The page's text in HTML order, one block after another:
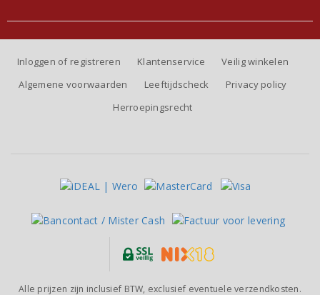
Inloggen of registreren Klantenservice
Veilig winkelen
Algemene voorwaarden
Leeftijdscheck
Privacy policy
Herroepingsrecht
Alle prijzen zijn inclusief BTW, exclusief eventuele verzendkosten.